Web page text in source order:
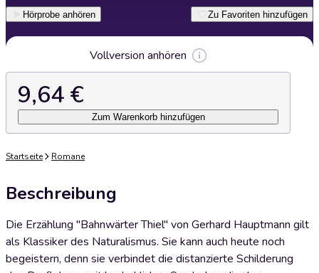
Hörprobe anhören Zu Favoriten hinzufügen
Vollversion anhören
9,64 €
Zum Warenkorb hinzufügen
Startseite Romane
Beschreibung
Die Erzählung "Bahnwärter Thiel" von Gerhard Hauptmann gilt
als Klassiker des Naturalismus. Sie kann auch heute noch
begeistern, denn sie verbindet die distanzierte Schilderung